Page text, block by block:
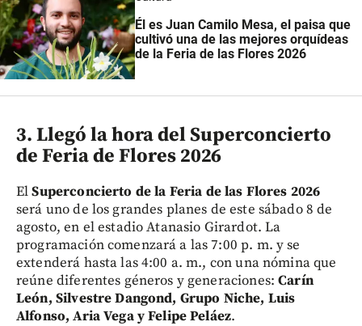
Él es Juan Camilo Mesa, el paisa que
cultivó una de las mejores orquídeas
de la Feria de las Flores 2026
3. Llegó la hora del Superconcierto
de Feria de Flores 2026
ElSuperconcierto de la Feria de las Flores 2026
será uno de los grandes planes de este sábado 8 de
agosto, en el estadio Atanasio Girardot. La
programación comenzará a las 7:00 p. m. y se
extenderá hasta las 4:00 a. m., con una nómina que
reúne diferentes géneros y generaciones:Carín
León, Silvestre Dangond, Grupo Niche, Luis
Alfonso, Aria Vega y Felipe Peláez.